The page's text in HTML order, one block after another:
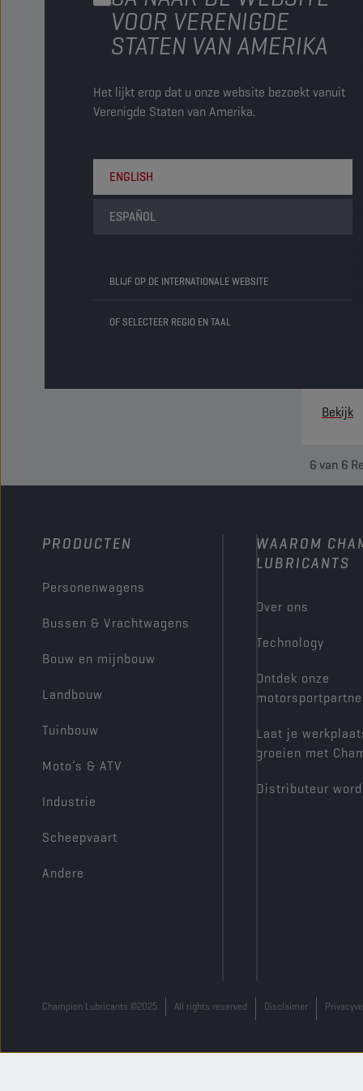
VOOR VERENIGDE
STATEN VAN AMERIKA
Het lijkt erop dat u onze website bezoekt vanuit
Verenigde Staten van Amerika.
ENGLISH
ESPAÑOL
BLIJF OP DE INTERNATIONALE WEBSITE
OF SELECTEER REGIO EN TAAL
Deze
Bekijk
Deze
Bekijk
6van 6
PRODUCTEN
Personenwagens
Bussen & Vrachtwagens
Bouw en mijnbouw
Landbouw
Tuinbouw
Moto’s & ATV
Industrie
Scheepvaart
Andere
WAAROM
LUBRICANTS
Over ons
Technology
Ontdek onze
Laat je
groeien met
Distributeur
Champion Lubricants ©2025 All rights reserved Disclaimer